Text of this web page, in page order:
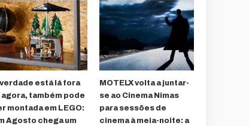
está lá fora
agora, também pode
montada em LEGO:
Agosto chega um
MOTELX volta a juntar-
se ao Cinema Nimas
para sessões de
cinema à meia-noite: a